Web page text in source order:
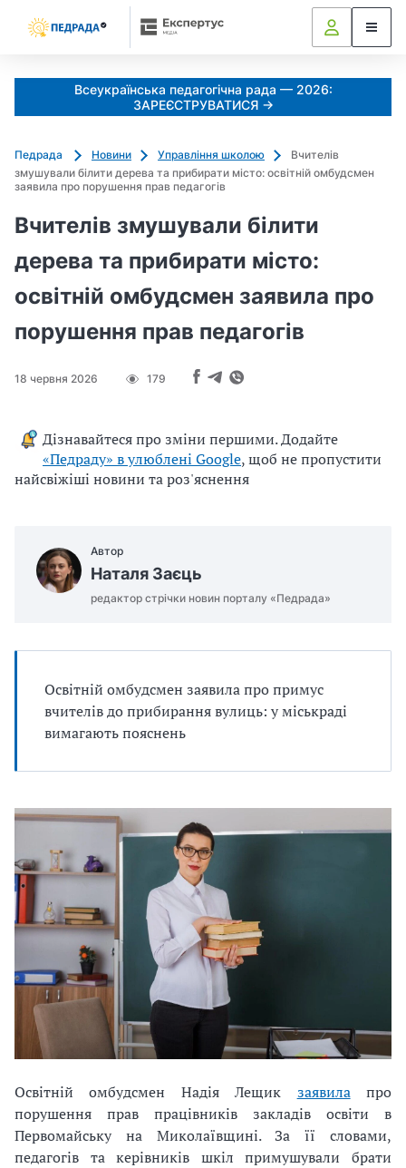
Всеукраїнська педагогічна рада — 2026:
ЗАРЕЄСТРУВАТИСЯ →
Педрада Новини Управління школою
Вчителів
змушували білити дерева та прибирати місто: освітній омбудсмен
заявила про порушення прав педагогів
Вчителів змушували білити
дерева та прибирати місто:
освітній омбудсмен заявила про
порушення прав педагогів
18 червня 2026 179
Дізнавайтеся про зміни першими. Додайте
«Педраду» в улюблені Google, щоб не пропустити
найсвіжіші новини та роз'яснення
Автор
Наталя Заєць
редактор стрічки новин порталу «Педрада»
Освітній омбудсмен заявила про примус
вчителів до прибирання вулиць: у міськраді
вимагають пояснень
Освітній омбудсмен Надія Лещик заявилапро
порушення прав працівників закладів освіти в
Первомайську на Миколаївщині. За її словами,
педагогів та керівників шкіл примушували брати